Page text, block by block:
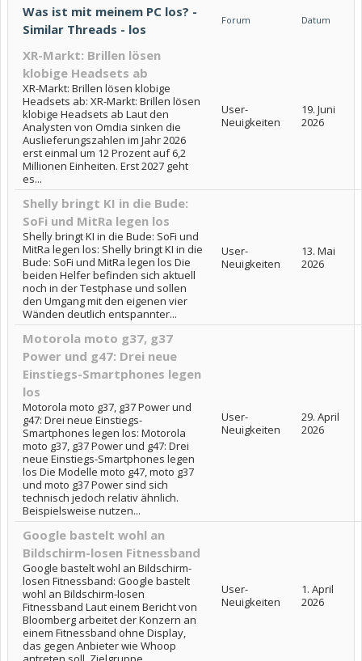
Was ist mit meinem PC los? -
Similar Threads - los
Forum Datum
XR-Markt: Brillen lösen
klobige Headsets ab
XR-Markt: Brillen lösen klobige
Headsets ab: XR-Markt: Brillen lösen
klobige Headsets ab Laut den
Analysten von Omdia sinken die
Auslieferungszahlen im Jahr 2026
erst einmal um 12 Prozent auf 6,2
Millionen Einheiten. Erst 2027 geht
es...
User-
Neuigkeiten
19. Juni
2026
Shelly bringt KI in die Bude:
SoFi und MitRa legen los
Shelly bringt KI in die Bude: SoFi und
MitRa legen los: Shelly bringt KI in die
Bude: SoFi und MitRa legen los Die
beiden Helfer befinden sich aktuell
noch in der Testphase und sollen
den Umgang mit den eigenen vier
Wänden deutlich entspannter...
User-
Neuigkeiten
13. Mai
2026
Motorola moto g37, g37
Power und g47: Drei neue
Einstiegs-Smartphones legen
los
Motorola moto g37, g37 Power und
g47: Drei neue Einstiegs-
Smartphones legen los: Motorola
moto g37, g37 Power und g47: Drei
neue Einstiegs-Smartphones legen
los Die Modelle moto g47, moto g37
und moto g37 Power sind sich
technisch jedoch relativ ähnlich.
Beispielsweise nutzen...
User-
Neuigkeiten
29. April
2026
Google bastelt wohl an
Bildschirm-losen Fitnessband
Google bastelt wohl an Bildschirm-
losen Fitnessband: Google bastelt
wohl an Bildschirm-losen
Fitnessband Laut einem Bericht von
Bloomberg arbeitet der Konzern an
einem Fitnessband ohne Display,
das gegen Anbieter wie Whoop
User-
Neuigkeiten
1. April
2026